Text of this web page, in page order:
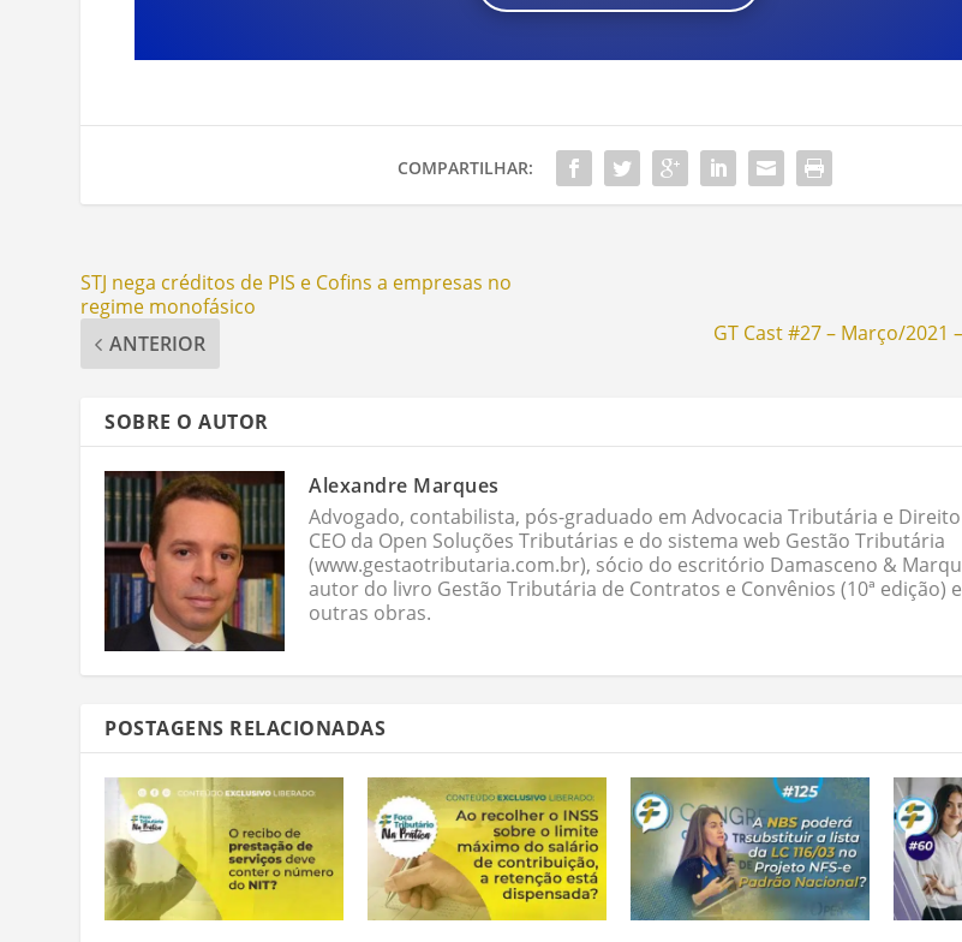
COMPARTILHAR:
STJ nega créditos de PIS e Cofins a empresas no
regime monofásico
ANTERIOR
GT Cast #27 – Março/2021
SOBRE O AUTOR
Alexandre Marques
Advogado, contabilista, pós-graduado em Advocacia Tributária e
CEO da Open Soluções Tributárias e do sistema web Gestão Tributária
(www.gestaotributaria.com.br), sócio do escritório Damasceno &
autor do livro Gestão Tributária de Contratos e Convênios (10ª edição)
outras obras.
POSTAGENS RELACIONADAS